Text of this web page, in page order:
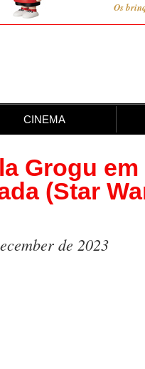
Os
CINEMA
Grogu em
(Star
de 2023